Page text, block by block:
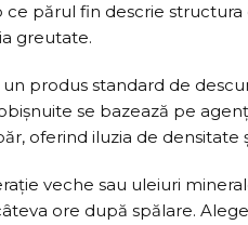
părul fin descrie structura
greutate.
produs standard de
se bazează pe
oferind iluzia de densitate
veche sau uleiuri
ore după spălare.